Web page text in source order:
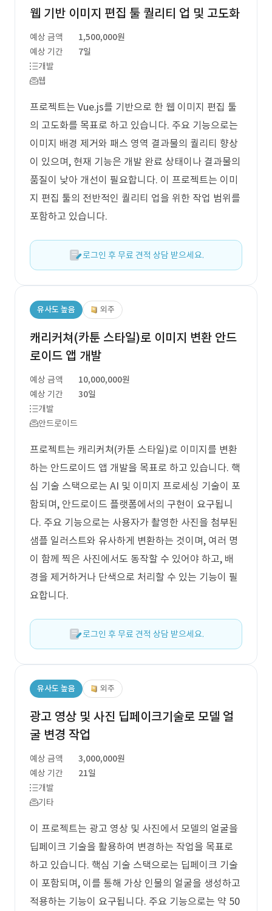
웹 기반 이미지 편집 툴 퀄리티 업 및 고도화
예상 금액
1,500,000원
예상 기간
7일
개발
웹
프로젝트는 Vue.js를 기반으로 한 웹 이미지 편집 툴
의 고도화를 목표로 하고 있습니다. 주요 기능으로는
이미지 배경 제거와 패스 영역 결과물의 퀄리티 향상
이 있으며, 현재 기능은 개발 완료 상태이나 결과물의
품질이 낮아 개선이 필요합니다. 이 프로젝트는 이미
지 편집 툴의 전반적인 퀄리티 업을 위한 작업 범위를
포함하고 있습니다.
로그인 후 무료 견적 상담 받으세요.
유사도 높음 외주
캐리커쳐(카툰 스타일)로 이미지 변환 안드
로이드 앱 개발
예상 금액
10,000,000원
예상 기간
30일
개발
안드로이드
프로젝트는 캐리커쳐(카툰 스타일)로 이미지를 변환
하는 안드로이드 앱 개발을 목표로 하고 있습니다. 핵
심 기술 스택으로는 AI 및 이미지 프로세싱 기술이 포
함되며, 안드로이드 플랫폼에서의 구현이 요구됩니
다. 주요 기능으로는 사용자가 촬영한 사진을 첨부된
샘플 일러스트와 유사하게 변환하는 것이며, 여러 명
이 함께 찍은 사진에서도 동작할 수 있어야 하고, 배
경을 제거하거나 단색으로 처리할 수 있는 기능이 필
요합니다.
로그인 후 무료 견적 상담 받으세요.
유사도 높음 외주
광고 영상 및 사진 딥페이크기술로 모델 얼
굴 변경 작업
예상 금액
3,000,000원
예상 기간
21일
개발
기타
이 프로젝트는 광고 영상 및 사진에서 모델의 얼굴을
딥페이크 기술을 활용하여 변경하는 작업을 목표로
하고 있습니다. 핵심 기술 스택으로는 딥페이크 기술
이 포함되며, 이를 통해 가상 인물의 얼굴을 생성하고
적용하는 기능이 요구됩니다. 주요 기능으로는 약 50